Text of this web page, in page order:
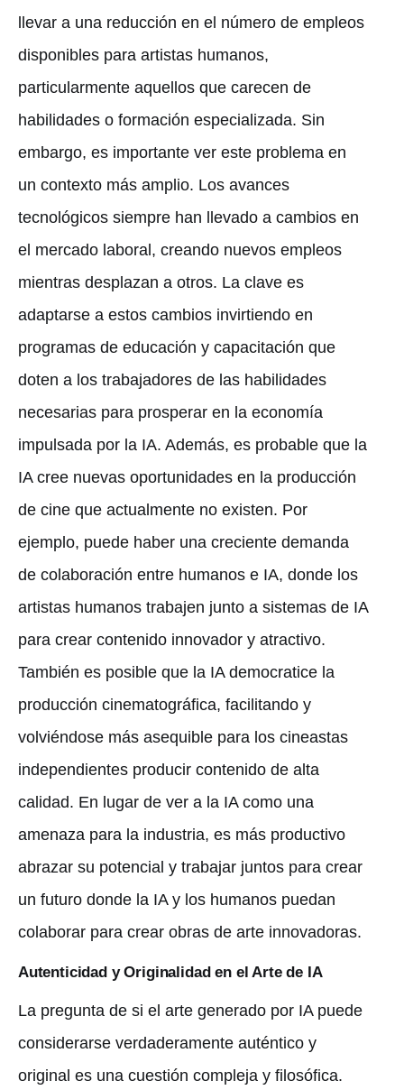
llevar a una reducción en el número de empleos
disponibles para artistas humanos,
particularmente aquellos que carecen de
habilidades o formación especializada. Sin
embargo, es importante ver este problema en
un contexto más amplio. Los avances
tecnológicos siempre han llevado a cambios en
el mercado laboral, creando nuevos empleos
mientras desplazan a otros. La clave es
adaptarse a estos cambios invirtiendo en
programas de educación y capacitación que
doten a los trabajadores de las habilidades
necesarias para prosperar en la economía
impulsada por la IA. Además, es probable que la
IA cree nuevas oportunidades en la producción
de cine que actualmente no existen. Por
ejemplo, puede haber una creciente demanda
de colaboración entre humanos e IA, donde los
artistas humanos trabajen junto a sistemas de IA
para crear contenido innovador y atractivo.
También es posible que la IA democratice la
producción cinematográfica, facilitando y
volviéndose más asequible para los cineastas
independientes producir contenido de alta
calidad. En lugar de ver a la IA como una
amenaza para la industria, es más productivo
abrazar su potencial y trabajar juntos para crear
un futuro donde la IA y los humanos puedan
colaborar para crear obras de arte innovadoras.
Autenticidad y Originalidad en el Arte de IA
La pregunta de si el arte generado por IA puede
considerarse verdaderamente auténtico y
original es una cuestión compleja y filosófica.